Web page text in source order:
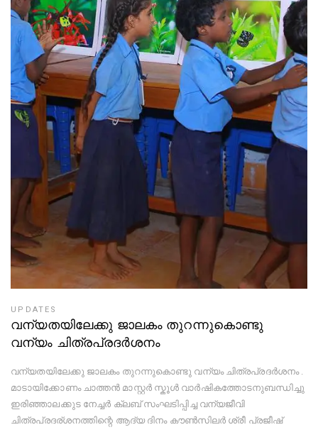
UPDATES
വന്യതയിലേക്കു ജാലകം തുറന്നുകൊണ്ടു
വന്യം ചിത്രപ്രദർശനം
വന്യതയിലേക്കു ജാലകം തുറന്നുകൊണ്ടു വന്യം ചിത്രപ്രദർശനം .
മാടായിക്കോണം ചാത്തൻ മാസ്റ്റർ സ്കൂൾ വാർഷികത്തോടനുബന്ധിച്ചു
ഇരിഞ്ഞാലക്കുട നേച്ചർ ക്ലബ് സംഘടിപ്പിച്ച വന്യജീവി
ചിത്രപ്രദര്ശനത്തിന്റെ ആദ്യ ദിനം കൗൺസിലർ ശ്രീ പ്രജീഷ്